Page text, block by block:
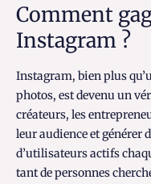
Comment
Instagram ?
Instagram, bien plus
photos, est devenu un
créateurs, les
leur audience et générer
d’utilisateurs actifs
tant de personnes